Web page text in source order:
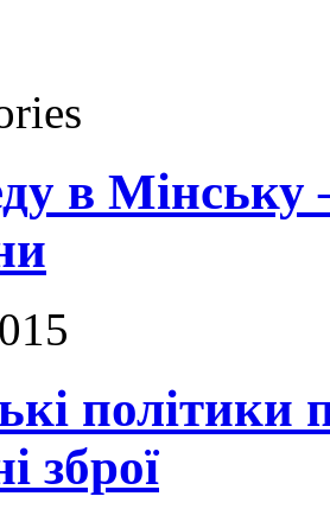
в Мінську
політики
зброї